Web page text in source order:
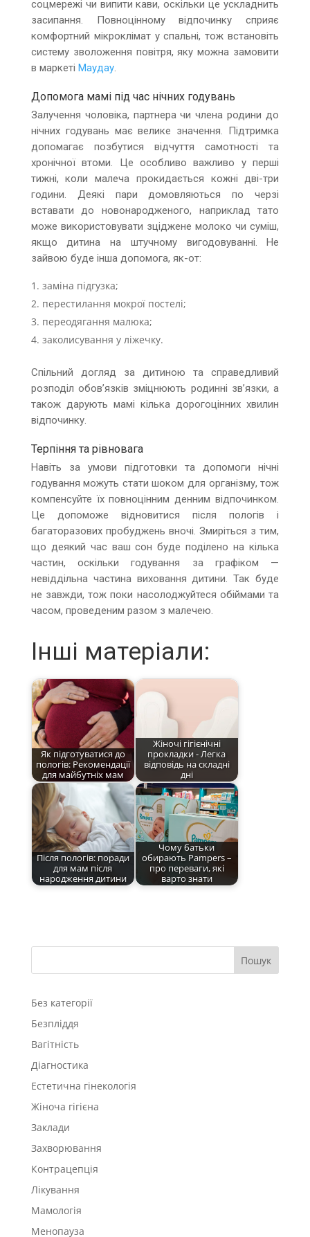
соцмережі чи випити кави, оскільки це ускладнить
засипання. Повноцінному відпочинку сприяє
комфортний мікроклімат у спальні, тож встановіть
систему зволоження повітря, яку можна замовити
в маркеті Маудау.
Допомога мамі під час нічних годувань
Залучення чоловіка, партнера чи члена родини до
нічних годувань має велике значення. Підтримка
допомагає позбутися відчуття самотності та
хронічної втоми. Це особливо важливо у перші
тижні, коли малеча прокидається кожні дві-три
години. Деякі пари домовляються по черзі
вставати до новонародженого, наприклад тато
може використовувати зціджене молоко чи суміш,
якщо дитина на штучному вигодовуванні. Не
зайвою буде інша допомога, як-от:
заміна підгузка;
перестилання мокрої постелі;
переодягання малюка;
заколисування у ліжечку.
Спільний догляд за дитиною та справедливий
розподіл обов’язків зміцнюють родинні зв’язки, а
також дарують мамі кілька дорогоцінних хвилин
відпочинку.
Терпіння та рівновага
Навіть за умови підготовки та допомоги нічні
годування можуть стати шоком для організму, тож
компенсуйте їх повноцінним денним відпочинком.
Це допоможе відновитися після пологів і
багаторазових пробуджень вночі. Змиріться з тим,
що деякий час ваш сон буде поділено на кілька
частин, оскільки годування за графіком —
невіддільна частина виховання дитини. Так буде
не завжди, тож поки насолоджуйтеся обіймами та
часом, проведеним разом з малечею.
Інші матеріали:
Як підготуватися до
пологів: Рекомендації
для майбутніх мам
Жіночі гігієнічні
прокладки - Легка
відповідь на складні
дні
Після пологів: поради
для мам після
народження дитини
Чому батьки
обирають Pampers –
про переваги, які
варто знати
Пошук
Без категорії
Безпліддя
Вагітність
Діагностика
Естетична гінекологія
Жіноча гігієна
Заклади
Захворювання
Контрацепція
Лікування
Мамологія
Менопауза